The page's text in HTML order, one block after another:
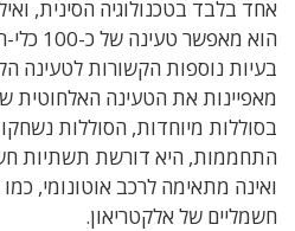
אחד בלבד בטכנולוגיה הסינית,
הוא
בעיות נוספות הקשורות לטעינה
מאפיינות את הטעינה האלחוטית
בסוללות מיוחדות, הסוללות
התחממות, היא דורשת תשתיות
ואינה מתאימה לרכב אוטונומי,
חשמליים של אלקטריאון.